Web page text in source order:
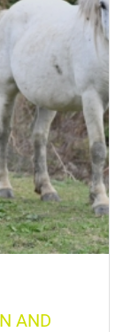
AND